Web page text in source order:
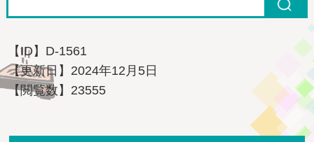
【ID】 D-1561
【更新日】 2024年12月5日
【閲覧数】 23555